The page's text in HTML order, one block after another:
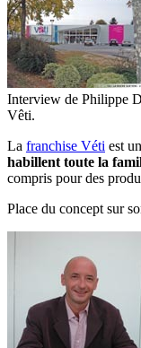
Interview de Philippe
Vêti.
La franchise Véti est un
habillent toute la
compris pour des
Place du concept sur